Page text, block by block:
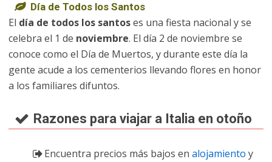
Día de Todos los Santos
El día de todos los santoses una fiesta nacional y se
celebra el 1 de noviembre. El día 2 de noviembre se
conoce como el Día de Muertos, y durante este día la
gente acude a los cementerios llevando flores en honor
a los familiares difuntos.
Razones para viajar a Italia en otoño
Encuentra precios más bajos en alojamiento y